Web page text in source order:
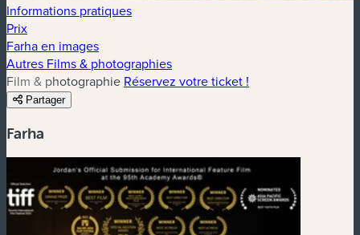
Informations pratiques
Prix
Farha en images
Autres Films & photographies
Film & photographie Réservez votre ticket !
Partager
Farha